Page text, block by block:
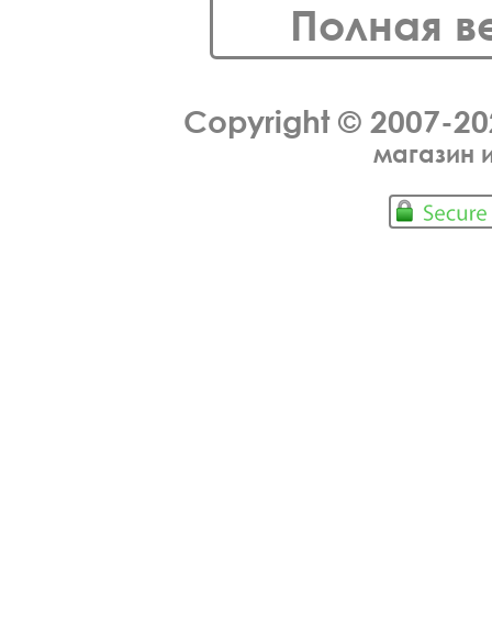
Полная
Copyright © 2007-
магазин